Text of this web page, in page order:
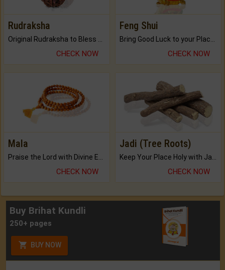
Rudraksha
CHECK NOW
Feng Shui
CHECK NOW
Mala
CHECK NOW
Jadi (Tree Roots)
CHECK NOW
Buy Brihat Kundli
250+ pages
BUY NOW